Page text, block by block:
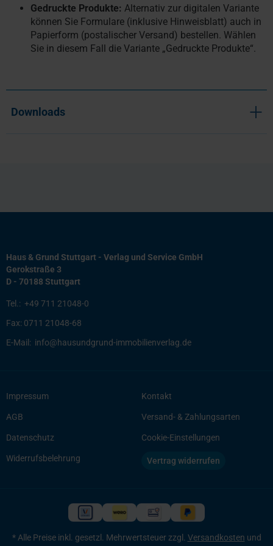
Gedruckte Produkte: Alternativ zur digitalen Variante
können Sie Formulare (inklusive Hinweisblatt) auch in
Papierform (postalischer Versand) bestellen. Wählen
Sie in diesem Fall die Variante „Gedruckte Produkte“.
Downloads
Haus & Grund Stuttgart - Verlag und Service GmbH
Gerokstraße 3
D - 70188 Stuttgart
Tel.: +49 711 21048-0
Fax: 0711 21048-68
E-Mail: info@hausundgrund-immobilienverlag.de
Impressum
AGB
Datenschutz
Widerrufsbelehrung
Kontakt
Versand- & Zahlungsarten
Cookie-Einstellungen
Vertrag widerrufen
* Alle Preise inkl. gesetzl. Mehrwertsteuer zzgl. Versandkosten und